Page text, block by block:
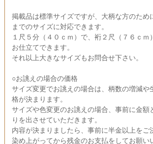
掲載品は標準サイズですが、大柄な方のため
までのサイズに対応できます。
１尺５分（４０ｃｍ）で、裄２尺（７６ｃｍ
お仕立てできます。
それ以上大きなサイズもお問合せ下さい。
○お誂えの場合の価格
サイズ変更でお誂えの場合は、柄数の増減や
格が決まります。
サイズや色変更のお誂えの場合、事前に金額
りを出させていただきます。
内容が決まりましたら、事前に半金以上をご
染め上がってから残金のお支払をしてお願い